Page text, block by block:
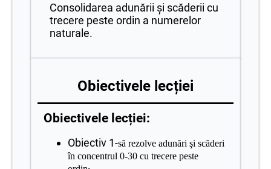
Consolidarea adunării și scăderii cu
trecere peste ordin a numerelor
naturale.
Obiectivele lecției
Obiectivele lecției:
Obiectiv 1-să rezolve adunări şi scăderi
în concentrul 0-30 cu trecere peste